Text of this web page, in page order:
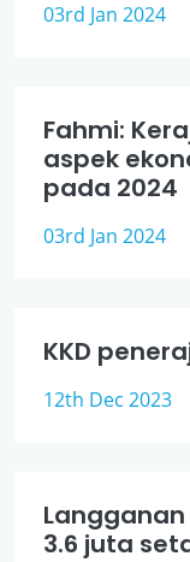
03rd Jan 2024
Fahmi:
aspek
pada 2024
03rd Jan 2024
KKD
12th Dec 2023
3.6 juta